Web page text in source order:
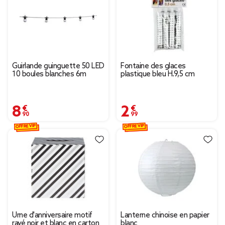
Guirlande guinguette 50 LED
10 boules blanches 6m
8,90 €
Fontaine des glaces
plastique bleu H.9,5 cm
2,99 €
Urne d'anniversaire motif
OFFRE VIP
Lanterne chinoise en papier
OFFRE VIP